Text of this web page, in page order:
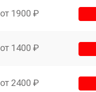
от 1900 ₽
от 1400 ₽
от 2400 ₽